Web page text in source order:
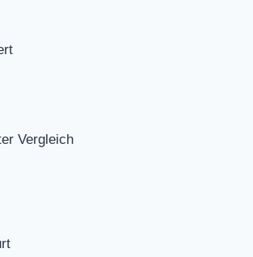
Vergleich